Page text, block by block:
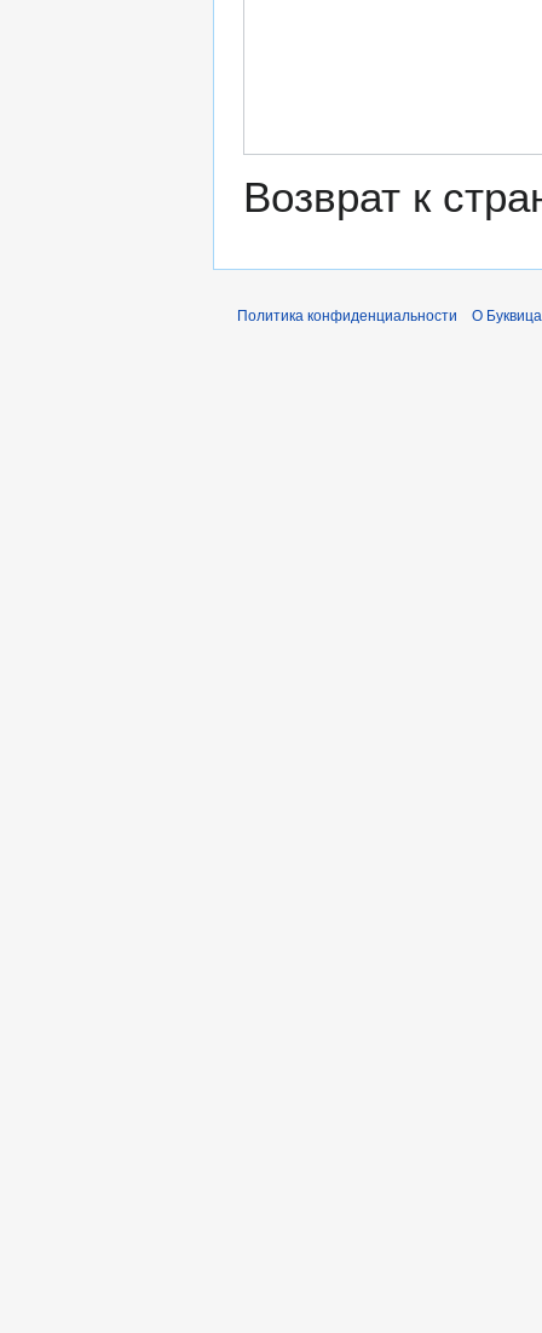
Возврат к
Политика конфиденциальности О Буквица